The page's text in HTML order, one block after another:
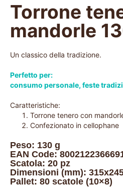
Torrone
mandorle
Un classico della tradizione.
Perfetto per:
consumo personale, feste
Caratteristiche:
Torrone tenero con
Confezionato in cellophane
Peso: 130 g
EAN Code:
Scatola: 20 pz
Dimensioni (mm):
Pallet: 80 scatole (10×8)